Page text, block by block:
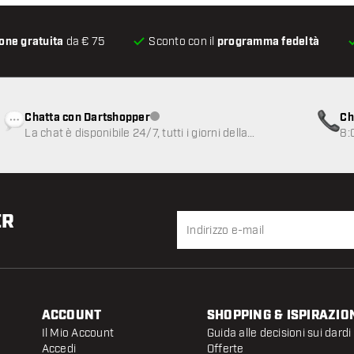
gratuita da € 75 Sconto con il programma fedeltà
Chatta con DartshopperServizio clienti non disponibile
La chat è disponibile 24/7, tutti i giorni della
ACCOUNT
Il Mio Account
Accedi
SHOPPING &
Guida alle decisioni sui dardi
Offerte